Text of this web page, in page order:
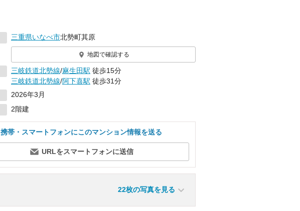
三重県いなべ市北勢町其原
地図で確認する
三岐鉄道北勢線/麻生田駅 徒歩15分
三岐鉄道北勢線/阿下喜駅 徒歩31分
2026年3月
2階建
携帯・スマートフォンにこのマンション情報を送る
URLをスマートフォンに送信
22枚の写真を見る